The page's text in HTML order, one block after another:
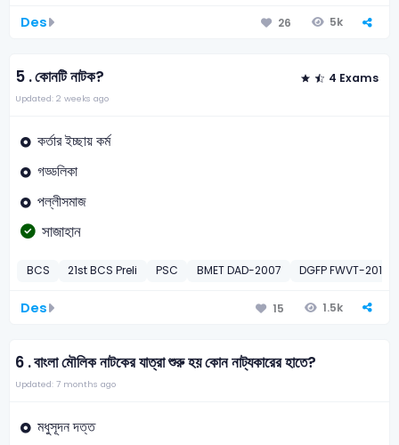
Des 26 5k
5 .কোনটি নাটক? 4 Exams
Updated: 2 weeks ago
কর্তার ইচ্ছায় কর্ম
গড্ডলিকা
পল্লীসমাজ
সাজাহান
BCS 21st BCS Preli PSC BMET DAD-2007 DGFP FWVT-2015
Des 15 1.5k
6 .বাংলা মৌলিক নাটকের যাত্রা শুরু হয় কোন নাট্যকারের হাতে?
Updated: 7 months ago
মধুসূদন দত্ত